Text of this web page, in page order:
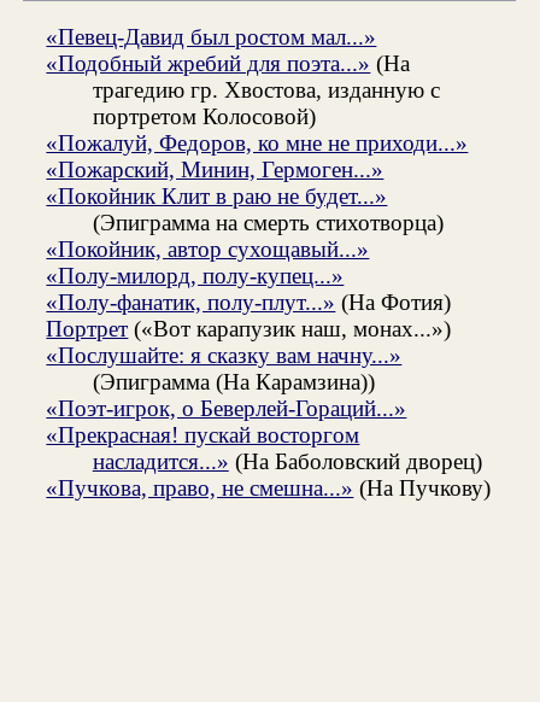
«Певец-Давид был ростом мал...»
«Подобный жребий для поэта...» (На
трагедию гр. Хвостова, изданную с
портретом Колосовой)
«Пожалуй, Федоров, ко мне не приходи...»
«Пожарский, Минин, Гермоген...»
«Покойник Клит в раю не будет...»
(Эпиграмма на смерть стихотворца)
«Покойник, автор сухощавый...»
«Полу-милорд, полу-купец...»
«Полу-фанатик, полу-плут...» (На Фотия)
Портрет («Вот карапузик наш, монах...»)
«Послушайте: я сказку вам начну...»
(Эпиграмма (На Карамзина))
«Поэт-игрок, о Беверлей-Гораций...»
«Прекрасная! пускай восторгом
насладится...» (На Баболовский дворец)
«Пучкова, право, не смешна...» (На Пучкову)